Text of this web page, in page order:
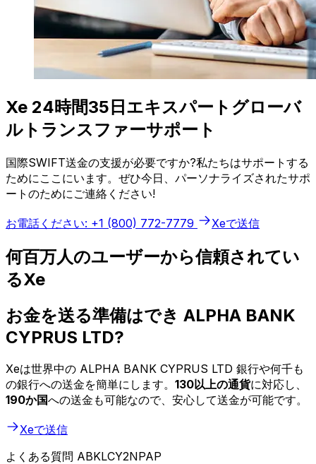
Xe 24時間35日エキスパートグローバ
ルトランスファーサポート
国際SWIFT送金の支援が必要ですか?私たちはサポートする
ためにここにいます。ぜひ今日、パーソナライズされたサポ
ートのためにご連絡ください!
お電話ください: +1 (800) 772-7779 Xeで送信
何百万人のユーザーから信頼されてい
るXe
お金を送る準備はでき ALPHA BANK
CYPRUS LTD?
Xeは世界中の ALPHA BANK CYPRUS LTD 銀行や何千も
の銀行への送金を簡単にします。 130以上の通貨に対応し、
190か国への送金も可能なので、安心して送金が可能です。
Xeで送信
よくある質問 ABKLCY2NPAP